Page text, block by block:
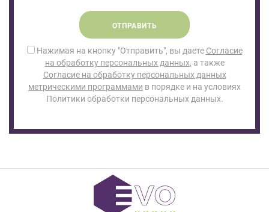
ОТПРАВИТЬ
Нажимая на кнопку "Отправить", вы даете Согласие
на обработку персональных данных, а также
Согласие на обработку персональных данных
метрическими программами в порядке и на условиях
Политики обработки персональных данных.